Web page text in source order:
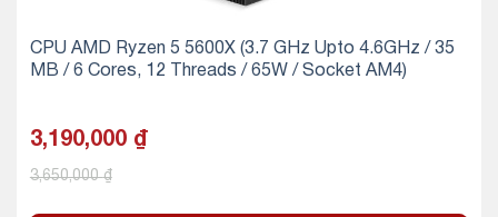
CPU AMD Ryzen 5 5600X (3.7 GHz Upto 4.6GHz / 35
MB / 6 Cores, 12 Threads / 65W / Socket AM4)
3,190,000 ₫
3,650,000₫